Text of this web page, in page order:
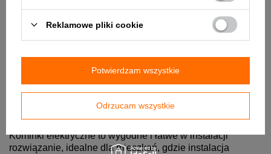
Kominki elektryczne to wygodne i łatwe w instalacji
rozwiązanie, idealne dla mieszkań, gdzie instalacja
Reklamowe pliki cookie
Odrzucam wszystkie
Potwierdzam wszystkie